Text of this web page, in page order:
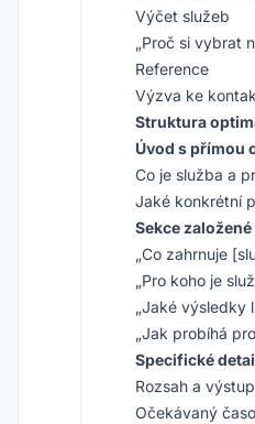
Výčet služeb
„Proč si vybrat
Reference
Výzva ke
Struktura
Úvod s přímou
Co je služba a
Jaké konkrétní
Sekce
„Co zahrnuje
„Pro koho je
„Jaké výsledky
„Jak probíhá
Specifické
Rozsah a
Očekávaný